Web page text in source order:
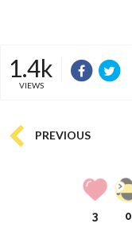
1.4k
VIEWS
PREVIOUS
3 0